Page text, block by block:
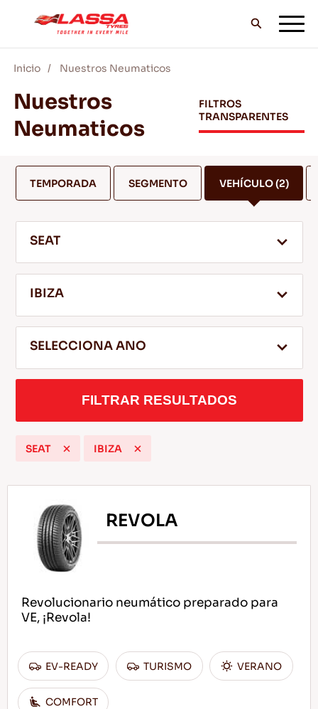
TODOS LOS NEUMÁTICOS LASSA
DISTRIBUIDORES
BLOG Y VIDEOS
SERVICIO Y AYUDA
Consejos Para conducir En La Nieve
Inicio Nuestros Neumaticos
Nuestros
Neumaticos
FILTROS
TRANSPARENTES
TEMPORADA SEGMENTO VEHÍCULO(2)
SEAT
IBIZA
SELECCIONA ANO
FILTRAR RESULTADOS
SEAT IBIZA
REVOLA
Revolucionario neumático preparado para
VE, ¡Revola!
EV-READY TURISMO VERANO
COMFORT